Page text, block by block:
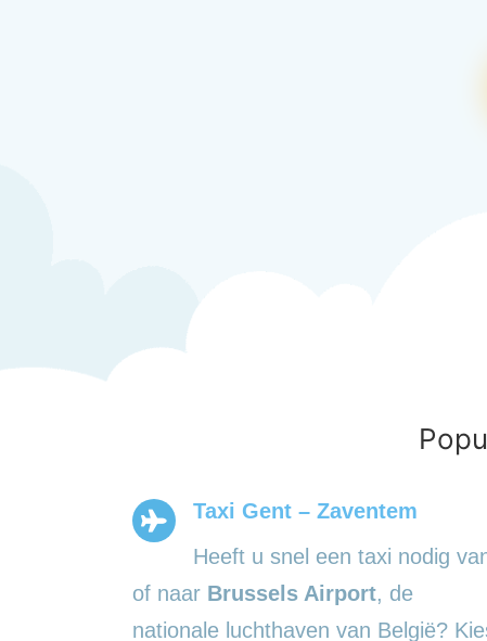
Taxi Gent – Zaventem
Heeft u snel een taxi nodig
of naar Brussels Airport, de
nationale luchthaven van België?